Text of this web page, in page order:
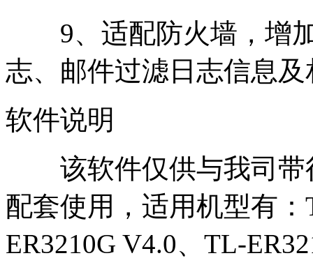
9、适配防火墙，增加
志、邮件过滤日志信息
软件说明
该软件仅供与我司带
配套使用，适用机型有
ER3210G V4.0、TL-